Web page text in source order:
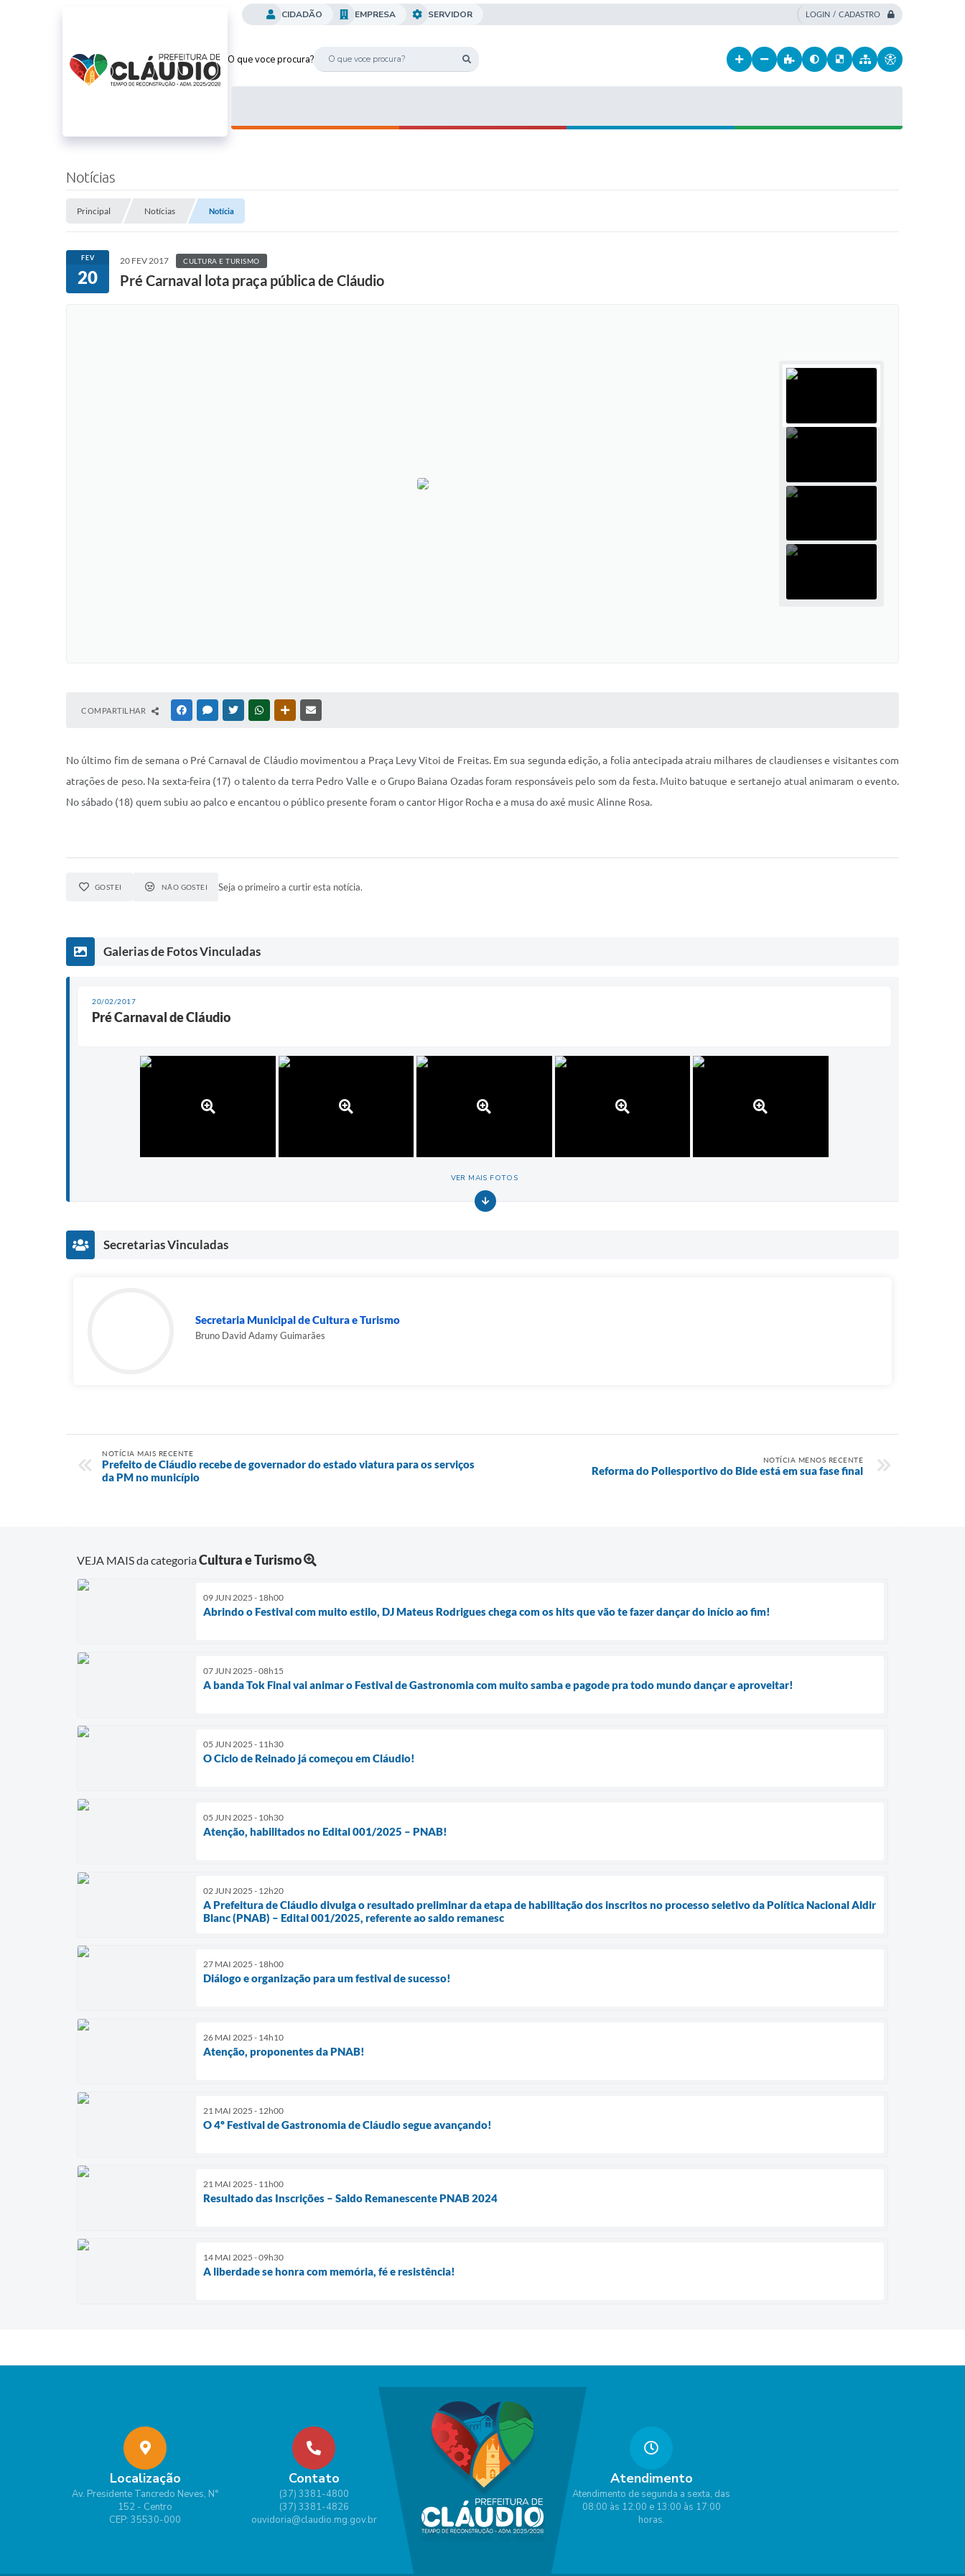
LOGIN / CADASTRO
O que voce procura?
CIDADÃO EMPRESA SERVIDOR
Notícias
Principal Notícias Notícia
FEV
20
20 FEV 2017 CULTURA E TURISMO
Pré Carnaval lota praça pública de Cláudio
COMPARTILHAR FACEBOOKMESSENGER
TWITTERWHATSAPPOUTRAS MÍDIAS
No último fim de semana o Pré Carnaval de Cláudio movimentou a Praça Levy Vitoi de Freitas. Em sua segunda edição, a folia antecipada atraiu milhares de claudienses e visitantes com
atrações de peso. Na sexta-feira (17) o talento da terra Pedro Valle e o Grupo Baiana Ozadas foram responsáveis pelo som da festa. Muito batuque e sertanejo atual animaram o evento.
No sábado (18) quem subiu ao palco e encantou o público presente foram o cantor Higor Rocha e a musa do axé music Alinne Rosa.
GOSTEI NÃO GOSTEI Seja o primeiro a curtir esta notícia.
Galerias de Fotos Vinculadas
20/02/2017
Pré Carnaval de Cláudio
VER MAIS FOTOS
Secretarias Vinculadas
Secretaria Municipal de Cultura e Turismo
Bruno David Adamy Guimarães
NOTÍCIA MAIS RECENTE
Prefeito de Cláudio recebe de governador do estado viatura para os serviços
da PM no município
NOTÍCIA MENOS RECENTE
Reforma do Poliesportivo do Bide está em sua fase final
VEJA MAIS da categoriaCultura e Turismo
09 JUN 2025 - 18h00
Abrindo o Festival com muito estilo, DJ Mateus Rodrigues chega com os hits que vão te fazer dançar do início ao fim!
07 JUN 2025 - 08h15
A banda Tok Final vai animar o Festival de Gastronomia com muito samba e pagode pra todo mundo dançar e aproveitar!
05 JUN 2025 - 11h30
O Ciclo de Reinado já começou em Cláudio!
05 JUN 2025 - 10h30
Atenção, habilitados no Edital 001/2025 – PNAB!
02 JUN 2025 - 12h20
A Prefeitura de Cláudio divulga o resultado preliminar da etapa de habilitação dos inscritos no processo seletivo da Política Nacional Aldir
Blanc (PNAB) – Edital 001/2025, referente ao saldo remanesc
27 MAI 2025 - 18h00
Diálogo e organização para um festival de sucesso!
26 MAI 2025 - 14h10
Atenção, proponentes da PNAB!
21 MAI 2025 - 12h00
O 4º Festival de Gastronomia de Cláudio segue avançando!
21 MAI 2025 - 11h00
Resultado das Inscrições – Saldo Remanescente PNAB 2024
14 MAI 2025 - 09h30
A liberdade se honra com memória, fé e resistência!
Localização
Av. Presidente Tancredo Neves, N°
152 - Centro
CEP: 35530-000
Contato
(37) 3381-4800
(37) 3381-4826
ouvidoria@claudio.mg.gov.br
Atendimento
Atendimento de segunda a sexta, das
08:00 às 12:00 e 13:00 às 17:00
horas.